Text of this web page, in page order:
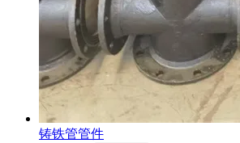
铸铁管管件